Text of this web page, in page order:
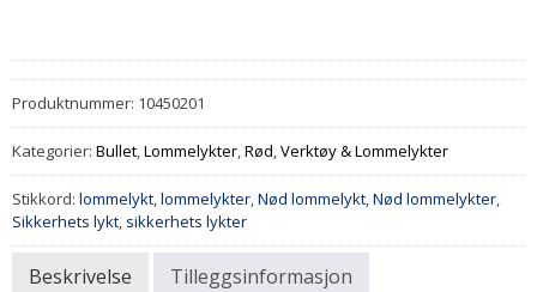
Produktnummer: 10450201
Kategorier: Bullet,Lommelykter,Rød,Verktøy & Lommelykter
Stikkord: lommelykt,lommelykter,Nød lommelykt,Nød lommelykter,
Sikkerhets lykt, sikkerhets lykter
Beskrivelse Tilleggsinformasjon